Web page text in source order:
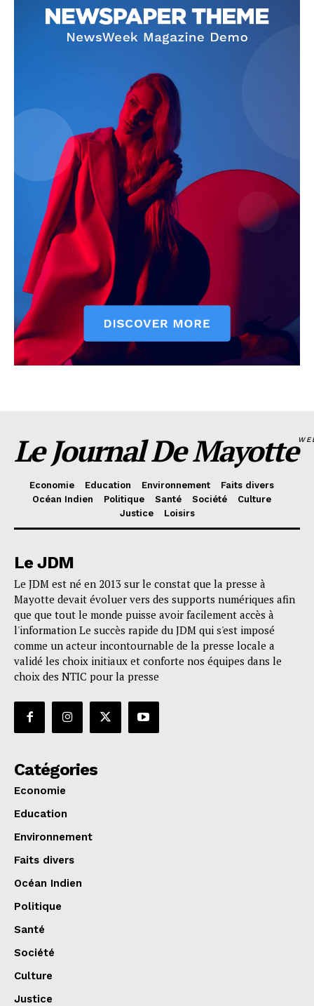
Le Journal De Mayotte
Economie Education Environnement
Faits divers
Océan Indien
Politique Santé Société
Culture
Justice
Loisirs
Le JDM
Le JDM est né en 2013 sur le constat que la presse à
Mayotte devait évoluer vers des supports numériques afin
que que tout le monde puisse avoir facilement accès à
l'information Le succès rapide du JDM qui s'est imposé
comme un acteur incontournable de la presse locale a
validé les choix initiaux et conforte nos équipes dans le
choix des NTIC pour la presse
Catégories
Economie
Education
Environnement
Faits divers
Océan Indien
Politique
Santé
Société
Culture
Justice